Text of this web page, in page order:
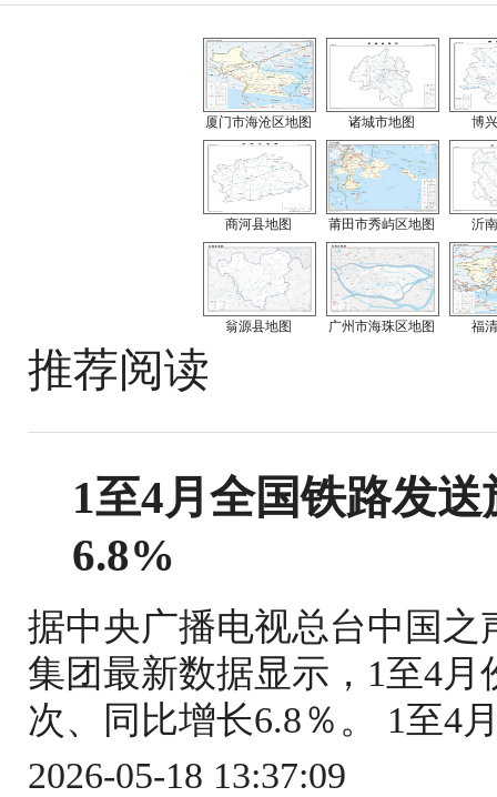
厦门市海沧区地图 诸城市地图 博
商河县地图 莆田市秀屿区地图 沂
翁源县地图 广州市海珠区地图 福
推荐阅读
1至4月全国铁路发
6.8%
据中央广播电视总台中国
集团最新数据显示，1至4月
次、同比增长6.8％。 1至4
2026-05-18 13:37:09